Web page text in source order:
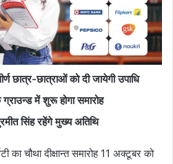
छात्र-छात्राओं को दी जायेगी उपाधि
में शुरू होगा समारोह
सिंह रहेंगे मुख्य अतिथि
का चौथा दीक्षान्त समारोह 11 अक्टूबर को